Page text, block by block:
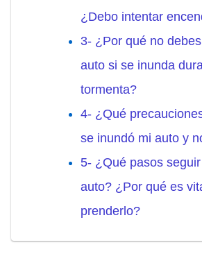
¿Debo intentar
3- ¿Por qué no
auto si se inunda
tormenta?
4- ¿Qué
se inundó mi auto y
5- ¿Qué pasos
auto? ¿Por qué es
prenderlo?